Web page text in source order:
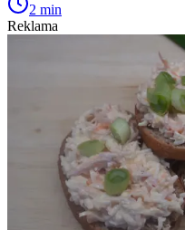
2 min
Reklama